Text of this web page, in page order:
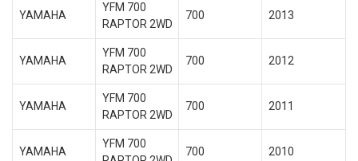
YAMAHA
YFM 700
RAPTOR 2WD
700 2013
YAMAHA
YFM 700
RAPTOR 2WD
700 2012
YAMAHA
YFM 700
RAPTOR 2WD
700 2011
YAMAHA
YFM 700
700 2010